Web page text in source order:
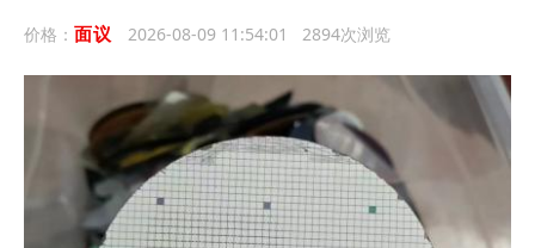
价格： 面议 2026-08-09 11:54:01 2894次浏览